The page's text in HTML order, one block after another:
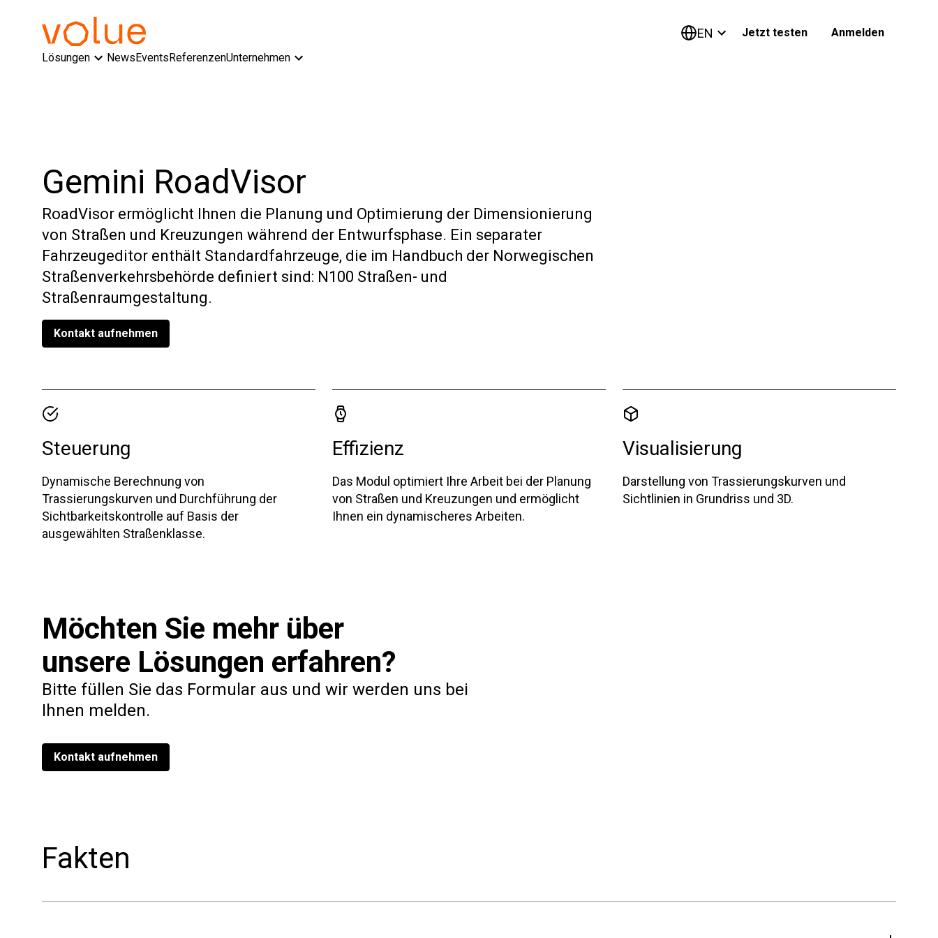
EN Jetzt testen
Anmelden
Lösungen
NewsEventsReferenzenUnternehmen
Gemini RoadVisor
RoadVisor ermöglicht Ihnen die Planung und Optimierung der Dimensionierung
von Straßen und Kreuzungen während der Entwurfsphase. Ein separater
Fahrzeugeditor enthält Standardfahrzeuge, die im Handbuch der Norwegischen
Straßenverkehrsbehörde definiert sind: N100 Straßen- und
Straßenraumgestaltung.
Kontakt aufnehmen
Steuerung
Dynamische Berechnung von
Trassierungskurven und Durchführung der
Sichtbarkeitskontrolle auf Basis der
ausgewählten Straßenklasse.
Effizienz
Das Modul optimiert Ihre Arbeit bei der Planung
von Straßen und Kreuzungen und ermöglicht
Ihnen ein dynamischeres Arbeiten.
Visualisierung
Darstellung von Trassierungskurven und
Sichtlinien in Grundriss und 3D.
Möchten Sie mehr über
unsere Lösungen erfahren?
Bitte füllen Sie das Formular aus und wir werden uns bei
Ihnen melden.
Kontakt aufnehmen
Fakten